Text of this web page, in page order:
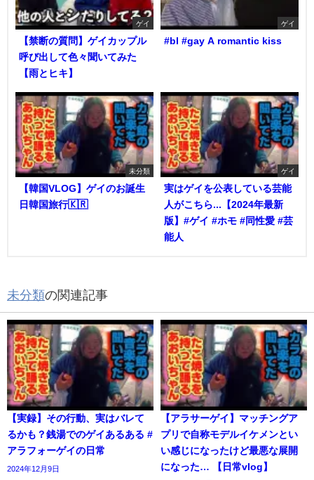
ゲイ
【禁断の質問】ゲイカップル
呼び出して色々聞いてみた
【雨とヒキ】
ゲイ
#bl #gay A romantic kiss
未分類
【韓国VLOG】ゲイのお誕生
日韓国旅行🇰🇷
ゲイ
実はゲイを公表している芸能
人がこちら...【2024年最新
版】#ゲイ #ホモ #同性愛 #芸
能人
未分類の関連記事
【実録】その行動、実はバレて
るかも？銭湯でのゲイあるある #
アラフォーゲイの日常
2024年12月9日
【アラサーゲイ】マッチングア
プリで自称モデルイケメンとい
い感じになったけど最悪な展開
になった… 【日常vlog】